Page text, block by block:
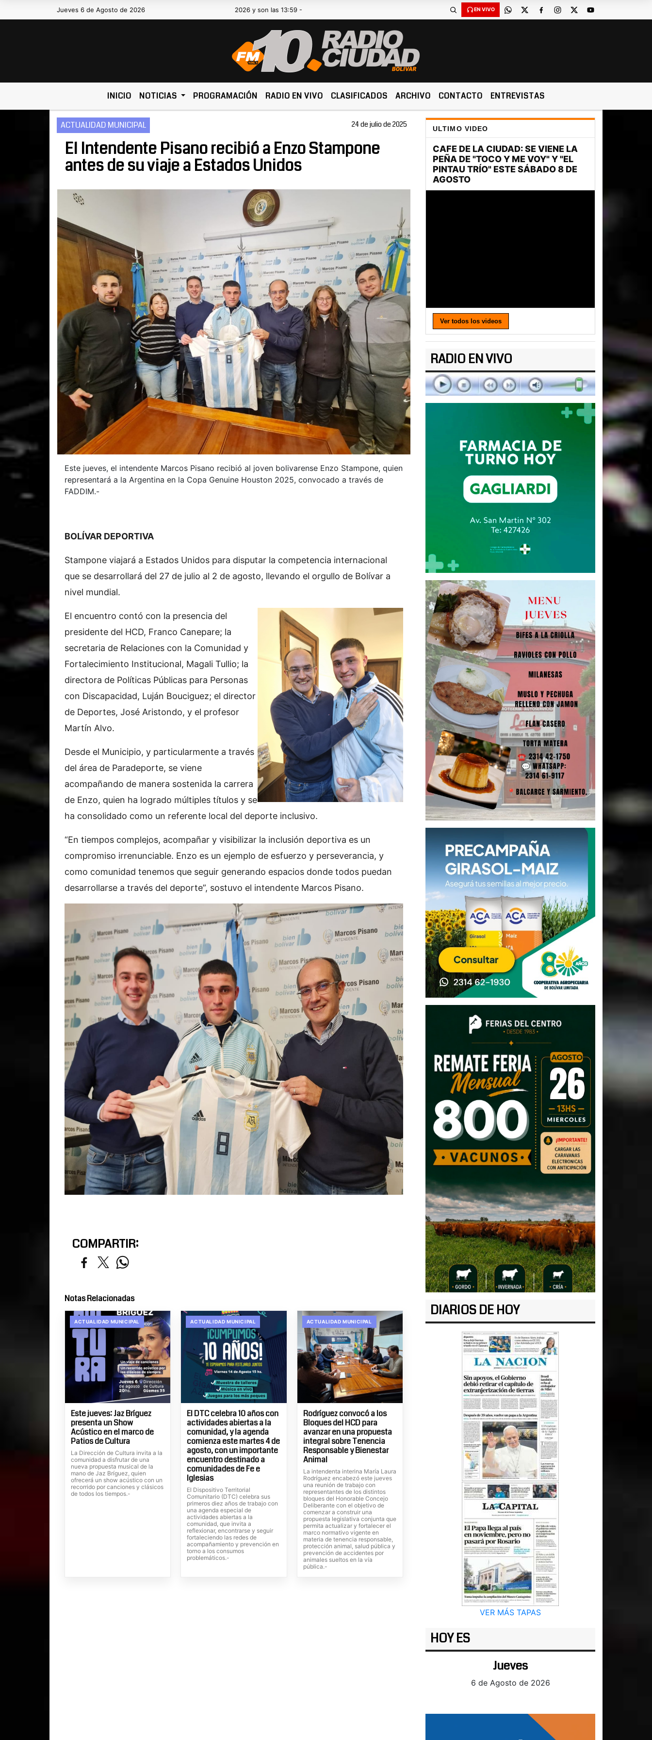
Jueves 6 de Agosto de 2026Hoy es Jueves 6 de Agosto de 2026 y son las 13:59 - EN VIVO
INICIO NOTICIAS PROGRAMACIÓN RADIO EN VIVO CLASIFICADOS ARCHIVO CONTACTO ENTREVISTAS
ACTUALIDAD MUNICIPAL 24 de julio de 2025
El Intendente Pisano recibió a Enzo Stampone
antes de su viaje a Estados Unidos
Este jueves, el intendente Marcos Pisano recibió al joven bolivarense Enzo Stampone, quien
representará a la Argentina en la Copa Genuine Houston 2025, convocado a través de
FADDIM.-
BOLÍVAR DEPORTIVA
Stampone viajará a Estados Unidos para disputar la competencia internacional
que se desarrollará del 27 de julio al 2 de agosto, llevando el orgullo de Bolívar a
nivel mundial.
El encuentro contó con la presencia del
presidente del HCD, Franco Canepare; la
secretaria de Relaciones con la Comunidad y
Fortalecimiento Institucional, Magali Tullio; la
directora de Políticas Públicas para Personas
con Discapacidad, Luján Bouciguez; el director
de Deportes, José Aristondo, y el profesor
Martín Alvo.
Desde el Municipio, y particularmente a través
del área de Paradeporte, se viene
acompañando de manera sostenida la carrera
de Enzo, quien ha logrado múltiples títulos y se
ha consolidado como un referente local del deporte inclusivo.
“En tiempos complejos, acompañar y visibilizar la inclusión deportiva es un
compromiso irrenunciable. Enzo es un ejemplo de esfuerzo y perseverancia, y
como comunidad tenemos que seguir generando espacios donde todos puedan
desarrollarse a través del deporte”, sostuvo el intendente Marcos Pisano.
COMPARTIR:
Notas Relacionadas
ACTUALIDAD MUNICIPAL
Este jueves: Jaz Bríguez
presenta un Show
Acústico en el marco de
Patios de Cultura
La Dirección de Cultura invita a la
comunidad a disfrutar de una
nueva propuesta musical de la
mano de Jaz Bríguez, quien
ofrecerá un show acústico con un
recorrido por canciones y clásicos
de todos los tiempos.-
ACTUALIDAD MUNICIPAL
El DTC celebra 10 años con
actividades abiertas a la
comunidad, y la agenda
comienza este martes 4 de
agosto, con un importante
encuentro destinado a
comunidades de Fe e
Iglesias
El Dispositivo Territorial
Comunitario (DTC) celebra sus
primeros diez años de trabajo con
una agenda especial de
actividades abiertas a la
comunidad, que invita a
reflexionar, encontrarse y seguir
fortaleciendo las redes de
acompañamiento y prevención en
torno a los consumos
problemáticos.-
ACTUALIDAD MUNICIPAL
Rodríguez convocó a los
Bloques del HCD para
avanzar en una propuesta
integral sobre Tenencia
Responsable y Bienestar
Animal
La intendenta interina María Laura
Rodríguez encabezó este jueves
una reunión de trabajo con
representantes de los distintos
bloques del Honorable Concejo
Deliberante con el objetivo de
comenzar a construir una
propuesta legislativa conjunta que
permita actualizar y fortalecer el
marco normativo vigente en
materia de tenencia responsable,
protección animal, salud pública y
prevención de accidentes por
animales sueltos en la vía
pública.-
ULTIMO VIDEO
Ver todos los videos
RADIO EN VIVO
DIARIOS DE HOY
VER MÁS TAPAS
HOY ES
Jueves
6 de Agosto de 2026